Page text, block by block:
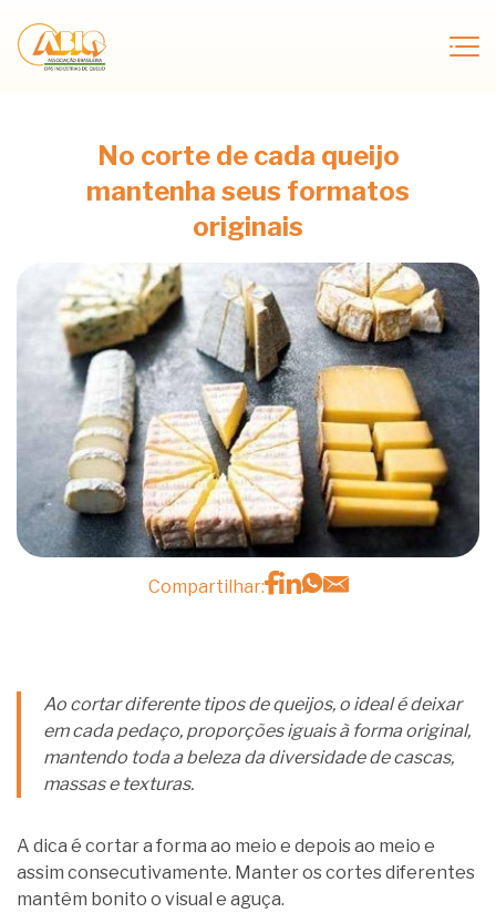
No corte de cada queijo
mantenha seus formatos
originais
Compartilhar:
Ao cortar diferente tipos de queijos, o ideal é deixar
em cada pedaço, proporções iguais à forma original,
mantendo toda a beleza da diversidade de cascas,
massas e texturas.
A dica é cortar a forma ao meio e depois ao meio e
assim consecutivamente. Manter os cortes diferentes
mantêm bonito o visual e aguça.